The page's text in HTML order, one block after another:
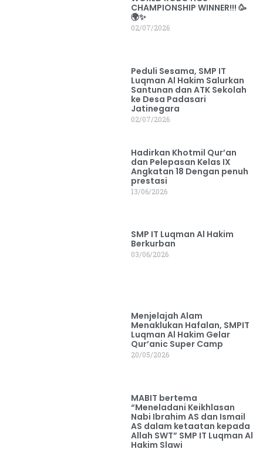
CHAMPIONSHIP WINNER!!! 🥳
🌍✨
02/07/2026
Peduli Sesama, SMP IT
Luqman Al Hakim Salurkan
Santunan dan ATK Sekolah
ke Desa Padasari
Jatinegara
02/07/2026
Hadirkan Khotmil Qur’an
dan Pelepasan Kelas IX
Angkatan 18 Dengan penuh
prestasi
13/06/2026
SMP IT Luqman Al Hakim
Berkurban
03/06/2026
Menjelajah Alam
Menaklukan Hafalan, SMPIT
Luqman Al Hakim Gelar
Qur’anic Super Camp
20/05/2026
MABIT bertema
“Meneladani Keikhlasan
Nabi Ibrahim AS dan Ismail
AS dalam ketaatan kepada
Allah SWT” SMP IT Luqman Al
Hakim Slawi